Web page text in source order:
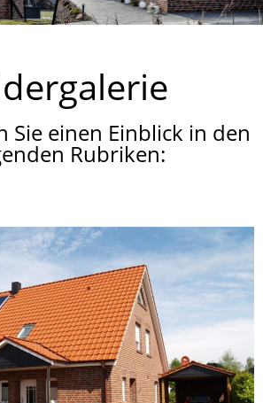
Sie einen Einblick in den
Rubriken: